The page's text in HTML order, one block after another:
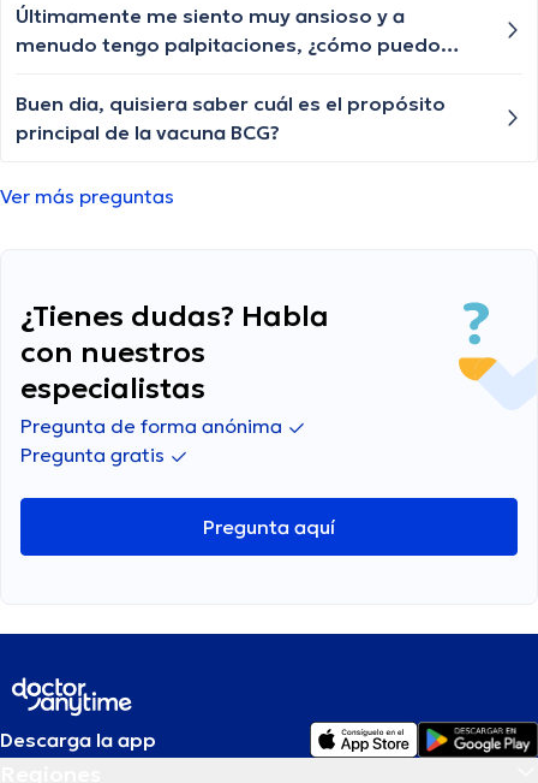
Últimamente me siento muy ansioso y a
menudo tengo palpitaciones, ¿cómo puedo
y qué puedo hacer al respecto?
Buen dia, quisiera saber cuál es el propósito
principal de la vacuna BCG?
Ver más preguntas
¿Tienes dudas? Habla
con nuestros
especialistas
Pregunta de forma anónima
Pregunta gratis
Pregunta aquí
Descarga la app